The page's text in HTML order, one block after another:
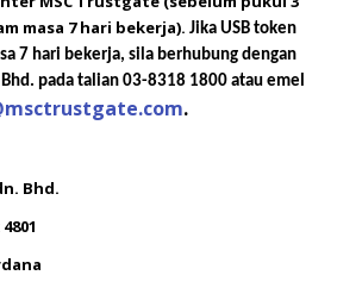
masa 7 hari bekerja). Jika USB token
7 hari bekerja, sila berhubung dengan
pada talian 03-8318 1800 atau emel
.
Bhd.